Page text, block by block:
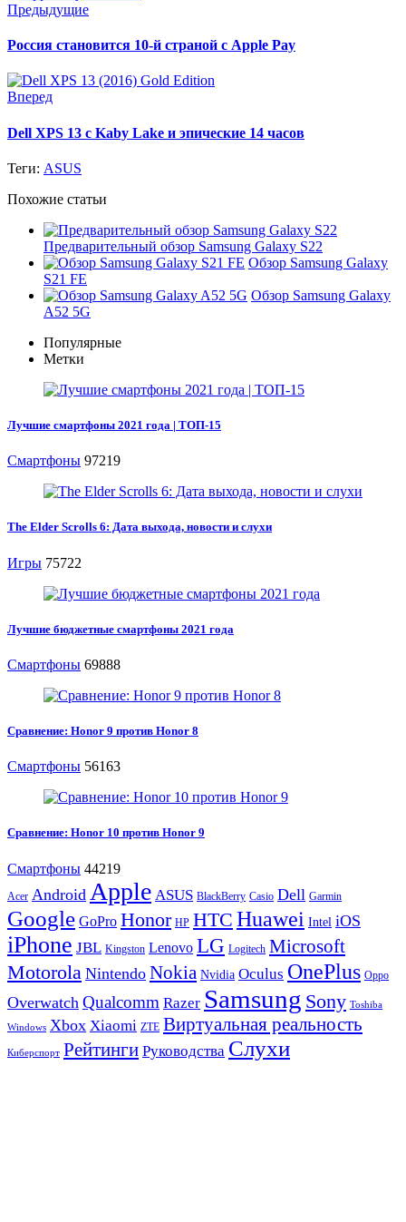
Предыдущие
Россия становится 10-й страной с Apple Pay
Вперед
Dell XPS 13 с Kaby Lake и эпические 14 часов
Теги: ASUS
Похожие статьи
Предварительный обзор Samsung Galaxy S22
Обзор Samsung Galaxy
S21 FE
Обзор Samsung Galaxy
A52 5G
Популярные
Метки
Лучшие смартфоны 2021 года | ТОП-15
Смартфоны 97219
The Elder Scrolls 6: Дата выхода, новости и слухи
Игры 75722
Лучшие бюджетные смартфоны 2021 года
Смартфоны 69888
Сравнение: Honor 9 против Honor 8
Смартфоны 56163
Сравнение: Honor 10 против Honor 9
Смартфоны 44219
Acer Android Apple ASUS BlackBerry Casio Dell Garmin
Google GoPro Honor HP HTC Huawei Intel iOS
iPhone JBL Kingston Lenovo LG Logitech Microsoft
Motorola Nintendo Nokia Nvidia Oculus OnePlus Oppo
Overwatch Qualcomm Razer Samsung Sony Toshiba
Windows Xbox Xiaomi ZTE Виртуальная реальность
Киберспорт Рейтинги Руководства Слухи